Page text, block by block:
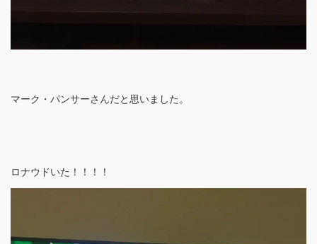
マーク・パンサーさんだと思いました。
ロナウドいた！！！！